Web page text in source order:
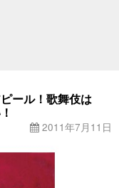
ール！歌舞伎は
2011年7月11日